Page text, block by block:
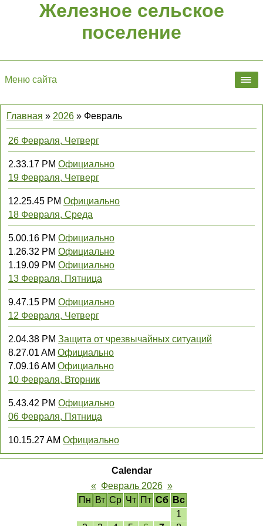
Железное сельское
поселение
Меню сайта
Главная » 2026 » Февраль
26 Февраля, Четверг
2.33.17 PM Официально
19 Февраля, Четверг
12.25.45 PM Официально
18 Февраля, Среда
5.00.16 PM Официально
1.26.32 PM Официально
1.19.09 PM Официально
13 Февраля, Пятница
9.47.15 PM Официально
12 Февраля, Четверг
2.04.38 PM Защита от чрезвычайных ситуаций
8.27.01 AM Официально
7.09.16 AM Официально
10 Февраля, Вторник
5.43.42 PM Официально
06 Февраля, Пятница
10.15.27 AM Официально
Calendar
« Февраль 2026 »
Пн Вт Ср Чт Пт Сб
Вс
1